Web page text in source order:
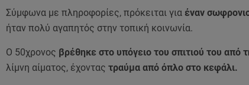
Σύμφωνα με πληροφορίες, πρόκειται για έναν
ήταν πολύ αγαπητός στην τοπική κοινωνία.
Ο 50χρονος βρέθηκε στο υπόγειο του σπιτιού του από
λίμνη αίματος, έχοντας τραύμα από όπλο στο κεφάλι.